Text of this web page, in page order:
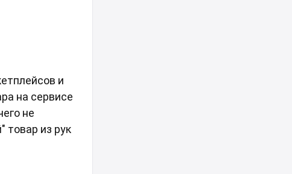
и
на сервисе
не
товар из рук